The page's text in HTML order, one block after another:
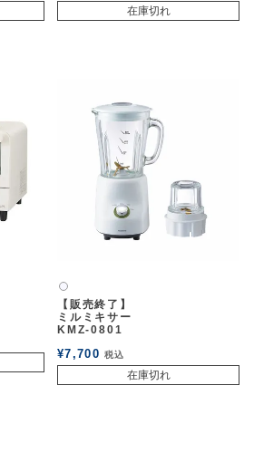
在庫切れ
白2
【販売終了】
ミルミキサー
KMZ-0801
¥7,700 税込
在庫切れ